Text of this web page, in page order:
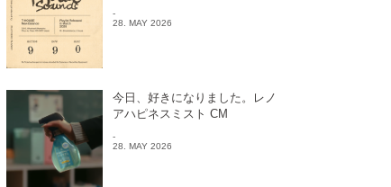
-
28. MAY 2026
今日、好きになりました。レノ
アハピネスミスト CM
-
28. MAY 2026